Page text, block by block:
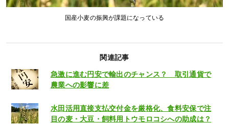
国産小麦の振興が課題になっている
関連記事
急激に進む円安で輸出のチャンス？ 取引通貨で
農業への影響に差
水田活用直接支払交付金を厳格化、食料安保で注
目の麦・大豆・飼料用トウモロコシへの助成は？